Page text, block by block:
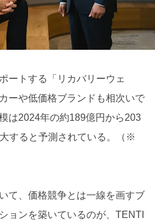
ートする「リカバリーウェ
ーや低価格ブランドも相次いで
は2024年の約189億円から203
すると予測されている。（※
て、価格競争とは一線を画すブ
ョンを築いているのが、TENTI